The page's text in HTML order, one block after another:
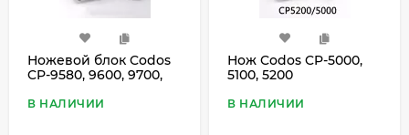
Ножевой блок Codos
CP-9580, 9600, 9700,
В НАЛИЧИИ
Нож Codos CP-5000,
5100, 5200
В НАЛИЧИИ